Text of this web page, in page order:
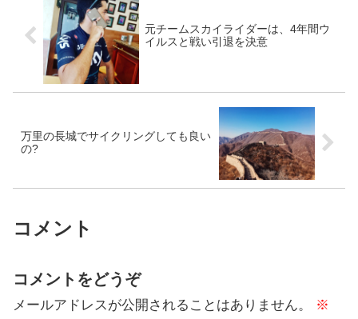
元チームスカイライダーは、4年間ウ
イルスと戦い引退を決意
万里の長城でサイクリングしても良い
の?
コメント
コメントをどうぞ
メールアドレスが公開されることはありません。
※